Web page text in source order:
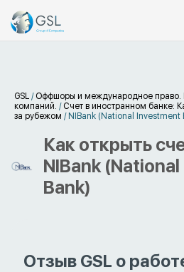
GSL / Оффшоры и международное право.
компаний. / Счет в иностранном банке:
за рубежом / NIBank (National Investment
Как открыть
NIBank
Bank)
Отзыв GSL о